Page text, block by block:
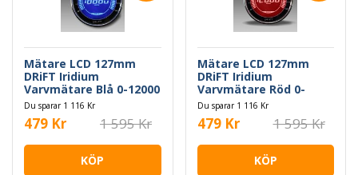
Mätare LCD 127mm
DRiFT Iridium
Varvmätare Blå 0-12000
rpm
Du sparar 1 116 Kr
479 Kr 1 595 Kr
KÖP
Mätare LCD 127mm
DRiFT Iridium
Varvmätare Röd 0-
12000 rpm
Du sparar 1 116 Kr
479 Kr 1 595 Kr
KÖP